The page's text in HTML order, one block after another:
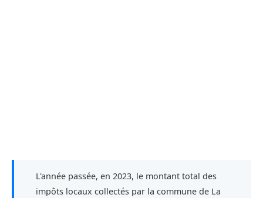
L'année passée, en 2023, le montant total des
impôts locaux collectés par la commune de La